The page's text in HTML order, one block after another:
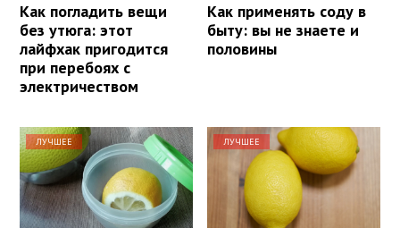
Как погладить вещи
без утюга: этот
лайфхак пригодится
при перебоях с
электричеством
Как применять соду в
быту: вы не знаете и
половины
ЛУЧШЕЕ ЛУЧШЕЕ